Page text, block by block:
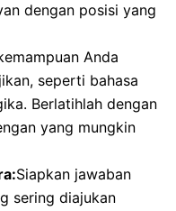
dengan posisi yang
Anda
seperti bahasa
Berlatihlah dengan
yang mungkin
Siapkan jawaban
sering diajukan